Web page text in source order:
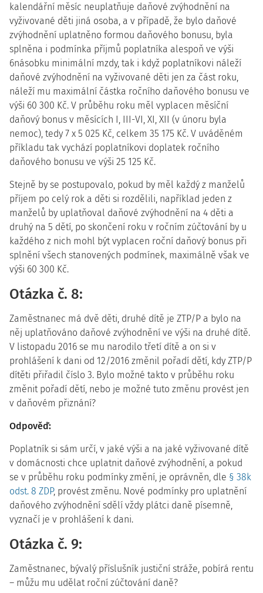
kalendářní měsíc neuplatňuje daňové zvýhodnění na
vyživované děti jiná osoba, a v případě, že bylo daňové
zvýhodnění uplatněno formou daňového bonusu, byla
splněna i podmínka příjmů poplatníka alespoň ve výši
6násobku minimální mzdy, tak i když poplatníkovi náleží
daňové zvýhodnění na vyživované děti jen za část roku,
náleží mu maximální částka ročního daňového bonusu ve
výši 60 300 Kč. V průběhu roku měl vyplacen měsíční
daňový bonus v měsících I, III-VI, XI, XII (v únoru byla
nemoc), tedy 7 x 5 025 Kč, celkem 35 175 Kč. V uváděném
příkladu tak vychází poplatníkovi doplatek ročního
daňového bonusu ve výši 25 125 Kč.
Stejně by se postupovalo, pokud by měl každý z manželů
příjem po celý rok a děti si rozdělili, například jeden z
manželů by uplatňoval daňové zvýhodnění na 4 děti a
druhý na 5 dětí, po skončení roku v ročním zúčtování by u
každého z nich mohl být vyplacen roční daňový bonus při
splnění všech stanovených podmínek, maximálně však ve
výši 60 300 Kč.
Otázka č. 8:
Zaměstnanec má dvě děti, druhé dítě je ZTP/P a bylo na
něj uplatňováno daňové zvýhodnění ve výši na druhé dítě.
V listopadu 2016 se mu narodilo třetí dítě a on si v
prohlášení k dani od 12/2016 změnil pořadí dětí, kdy ZTP/P
dítěti přiřadil číslo 3. Bylo možné takto v průběhu roku
změnit pořadí dětí, nebo je možné tuto změnu provést jen
v daňovém přiznání?
Odpověď:
Poplatník si sám určí, v jaké výši a na jaké vyživované dítě
v domácnosti chce uplatnit daňové zvýhodnění, a pokud
se v průběhu roku podmínky změní, je oprávněn, dle § 38k
odst. 8 ZDP, provést změnu. Nové podmínky pro uplatnění
daňového zvýhodnění sdělí vždy plátci daně písemně,
vyznačí je v prohlášení k dani.
Otázka č. 9:
Zaměstnanec, bývalý příslušník justiční stráže, pobírá rentu
– můžu mu udělat roční zúčtování daně?